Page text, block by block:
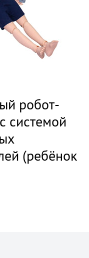
робот-
системой
(ребёнок